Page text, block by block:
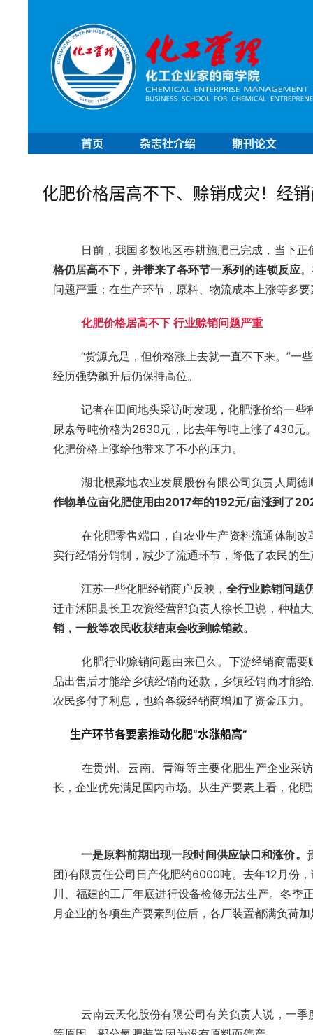
首页 杂志社介绍 期刊论文
化肥价格居高不下、赊销成灾！经
日前，我国多数地区春耕施肥已完成，当下
格仍居高不下，并带来了各环节一系列的连锁反应
问题严重；在生产环节，原料、物流成本上涨等多
化肥价格居高不下 行业赊销问题严重
“货源充足，但价格涨上去就一直不下来。”一
经历强势飙升后仍保持高位。
记者在田间地头采访时发现，化肥涨价给一
尿素每吨价格为2630元，比去年每吨上涨了430元
化肥价格上涨给他带来了不小的压力。
湖北根聚地农业发展股份有限公司负责人周
作物单位亩化肥使用由2017年的192元/亩涨到了
在化肥零售端口，自农业生产资料流通体制
实行经销分销制，减少了流通环节，降低了农民的
江苏一些化肥经销商户反映， 全行业赊销问题
迁市沭阳县长卫农资经营部负责人徐长卫说，种植
销，一般等农民收获结束会收到赊销款。
化肥行业赊销问题由来已久。下游经销商需
品出售后才能给乡镇经销商还款，乡镇经销商才能
农民多付了利息，也给各级经销商增加了资金压力。
生产环节各要素推动化肥“水涨船高”
在贵州、云南、青海等主要化肥生产企业采
长，企业优先满足国内市场。从生产要素上看，化
一是原料前期出现一段时间供应缺口和涨价。
团)有限责任公司日产化肥约6000吨。去年12月份
川、福建的工厂年底进行设备检修无法生产。冬季
月企业的各项生产要素到位后，各厂装置都满负荷
云南云天化股份有限公司有关负责人说，一